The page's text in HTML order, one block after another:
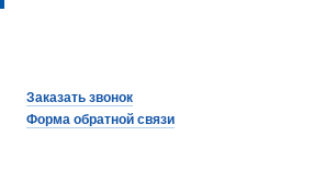
Заказать звонок
Форма обратной связи